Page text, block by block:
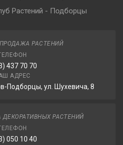
Растений - Подборцы
РАСТЕНИЙ
437 70 70
АДРЕС
Подборцы, ул. Шухевича, 8
РАСТЕНИЙ
050 10 40